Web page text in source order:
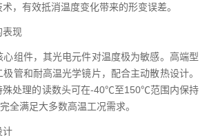
，有效抵消温度变化带来的形变误差。
表现
组件，其光电元件对温度极为敏感。高端型
管和耐高温光学镜片，配合主动散热设计。
殊处理的读数头可在-40℃至150℃范围内保持
全满足大多数高温工况需求。
计